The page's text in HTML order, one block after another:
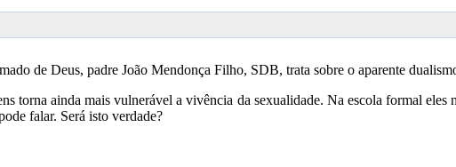
de Deus, padre João Mendonça Filho, SDB, trata sobre o aparente
torna ainda mais vulnerável a vivência da sexualidade. Na escola formal eles
falar. Será isto verdade?